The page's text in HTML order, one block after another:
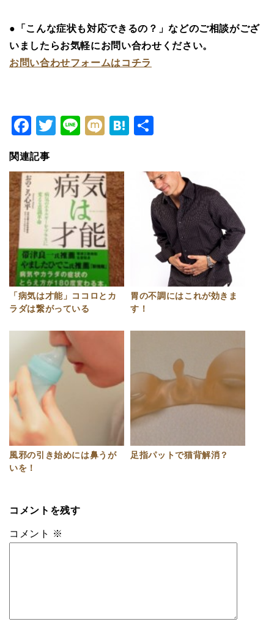
●「こんな症状も対応できるの？」などのご相談がござ
いましたらお気軽にお問い合わせください。
お問い合わせフォームはコチラ
Facebook
Twitter
LineMixiHatena
関連記事
「病気は才能」ココロとカ
ラダは繋がっている
胃の不調にはこれが効きま
す！
風邪の引き始めには鼻うが
いを！
足指パットで猫背解消？
コメントを残す
コメント ※